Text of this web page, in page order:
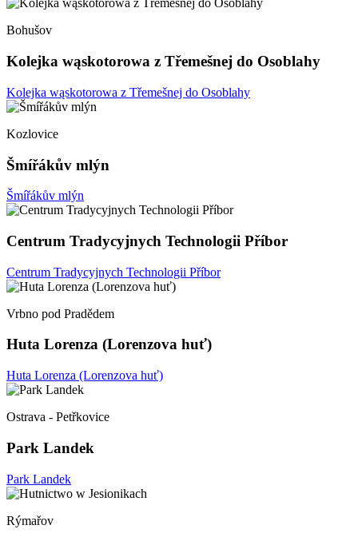
Bohušov
Kolejka wąskotorowa z Třemešnej do Osoblahy
Kolejka wąskotorowa z Třemešnej do Osoblahy
Kozlovice
Šmířákův mlýn
Šmířákův mlýn
Centrum Tradycyjnych Technologii Příbor
Centrum Tradycyjnych Technologii Příbor
Vrbno pod Pradědem
Huta Lorenza (Lorenzova huť)
Huta Lorenza (Lorenzova huť)
Ostrava - Petřkovice
Park Landek
Park Landek
Rýmařov